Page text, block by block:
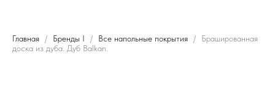
Главная Бренды I Все напольные покрытия
Брашированная
доска из дуба. Дуб Balkan.